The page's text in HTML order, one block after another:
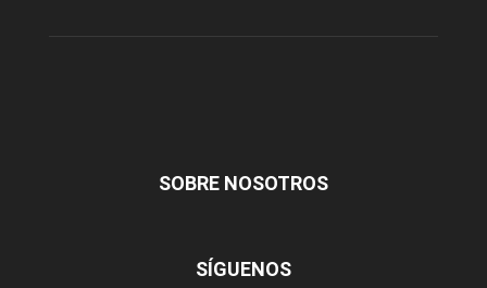
SOBRE NOSOTROS
SÍGUENOS